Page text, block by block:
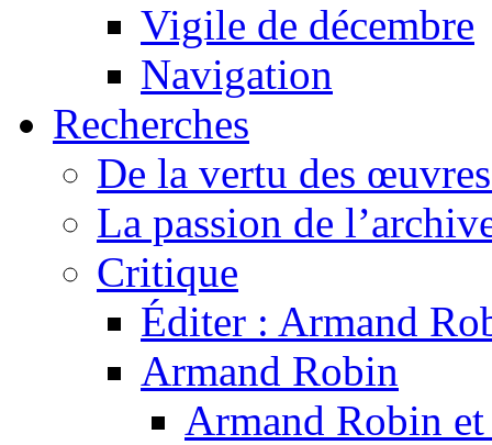
Vigile de décembre
Navigation
Recherches
De la vertu des
La passion de
Critique
Éditer : Armand
Armand Robin
Armand Robin